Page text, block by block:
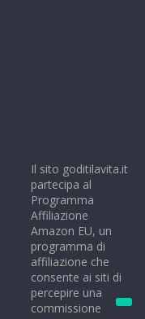
Il sito goditilavita.it
partecipa al
Programma
Affiliazione
Amazon EU, un
programma di
affiliazione che
consente ai siti di
percepire una
commissione